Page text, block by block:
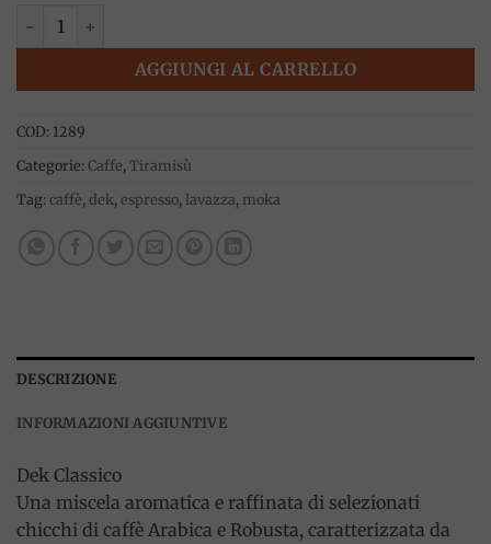
Dek Caffè Decaffeinato macinato 250g, Lavazza quantità
AGGIUNGI AL CARRELLO
COD: 1289
Categorie: Caffe, Tiramisù
Tag: caffè, dek, espresso, lavazza, moka
DESCRIZIONE
INFORMAZIONI AGGIUNTIVE
Dek Classico
Una miscela aromatica e raffinata di selezionati
chicchi di caffè Arabica e Robusta, caratterizzata da